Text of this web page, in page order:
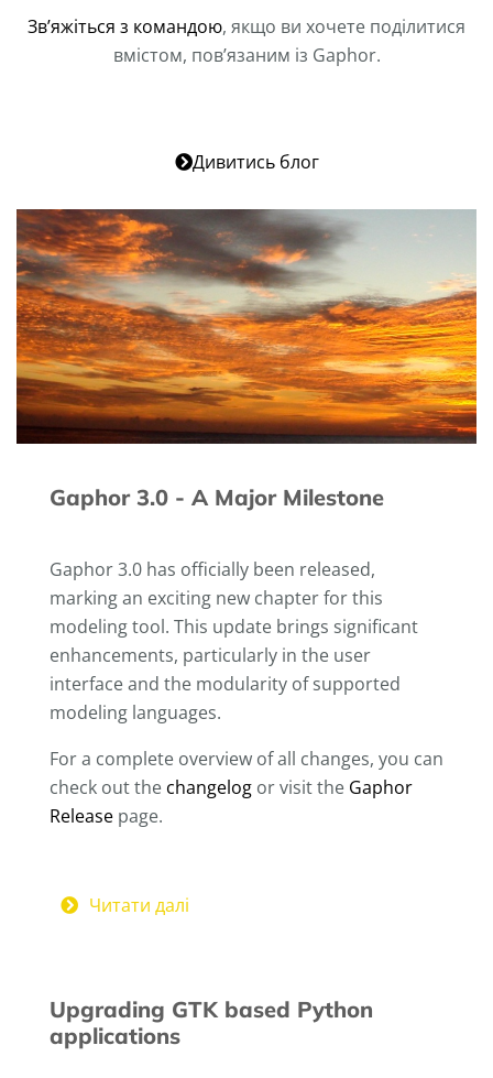
Зв’яжіться з командою, якщо ви хочете поділитися
вмістом, пов’язаним із Gaphor.
Дивитись блог
Gaphor 3.0 - A Major Milestone
Gaphor 3.0 has officially been released,
marking an exciting new chapter for this
modeling tool. This update brings significant
enhancements, particularly in the user
interface and the modularity of supported
modeling languages.
For a complete overview of all changes, you can
check out the changelog or visit the Gaphor
Release page.
Читати далі
Upgrading GTK based Python
applications